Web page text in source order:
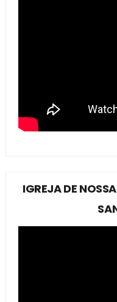
IGREJA DE